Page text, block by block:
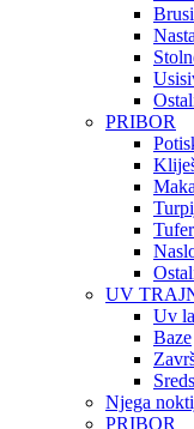
PRIBOR
UV
Uv
Baze
Njega
PRIBOR